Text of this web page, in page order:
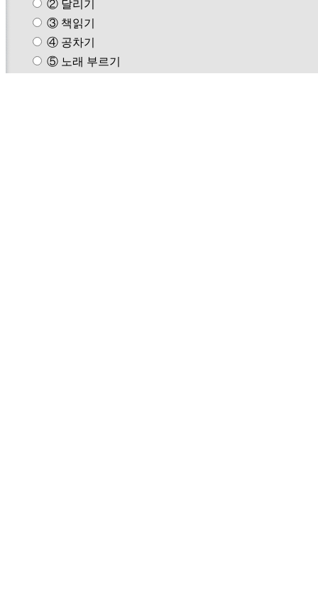
② 달리기
③ 책읽기
④ 공차기
⑤ 노래 부르기